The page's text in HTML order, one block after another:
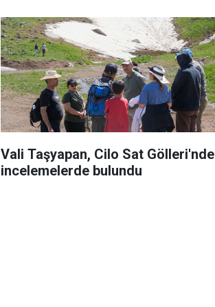
Vali Taşyapan, Cilo Sat Gölleri'nde
incelemelerde bulundu